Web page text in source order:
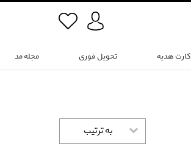
کارت هدیه تحویل فوری مجله مد
به ترتیب